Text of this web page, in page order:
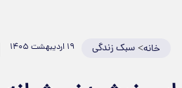
خانه>سبک زندگی ۱۹ اردیبهشت ۱۴۰۵